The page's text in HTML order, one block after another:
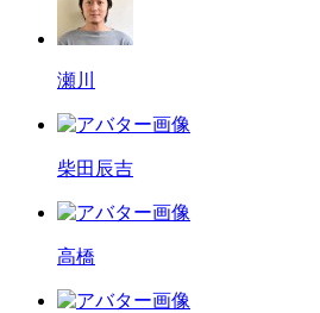
瀬川
柴田辰吉
高橋